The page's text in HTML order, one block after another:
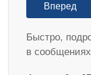
Вперед
Быстро,
в